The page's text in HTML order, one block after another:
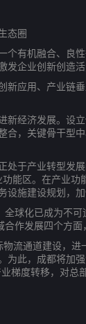
态圈
有机融合、良
企业创新创造活
应用、产业链
济发展。设立
合，关键骨干型
产业转型发展
能区。在产业
施建设规划，
球化已成为不
作发展四个方面
通道建设，进
此，成都将加
梯度转移，对总